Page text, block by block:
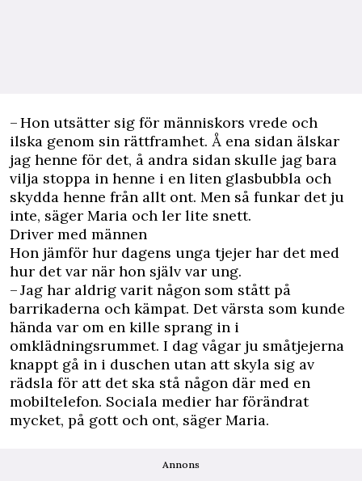
– Hon utsätter sig för människors vrede och
ilska genom sin rättframhet. Å ena sidan älskar
jag henne för det, å andra sidan skulle jag bara
vilja stoppa in henne i en liten glasbubbla och
skydda henne från allt ont. Men så funkar det ju
inte, säger Maria och ler lite snett.
Driver med männen
Hon jämför hur dagens unga tjejer har det med
hur det var när hon själv var ung.
– Jag har aldrig varit någon som stått på
barrikaderna och kämpat. Det värsta som kunde
hända var om en kille sprang in i
omklädningsrummet. I dag vågar ju småtjejerna
knappt gå in i duschen utan att skyla sig av
rädsla för att det ska stå någon där med en
mobiltelefon. Sociala medier har förändrat
mycket, på gott och ont, säger Maria.
Annons